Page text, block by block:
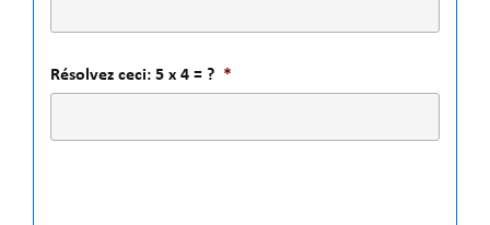
Résolvez ceci: 5 x 4 = ? *